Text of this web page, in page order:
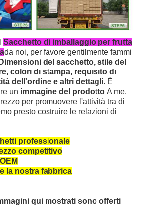
Sacchetto di imballaggio per frutta
da noi, per favore gentilmente fammi
Dimensioni del sacchetto, stile del
colori di stampa, requisito di
dell'ordine e altri dettagli. È
un immagine del prodotto A me.
per promuovere l'attività tra di
presto costruire le relazioni di
professionale
competitivo
la nostra fabbrica
qui mostrati sono offerti